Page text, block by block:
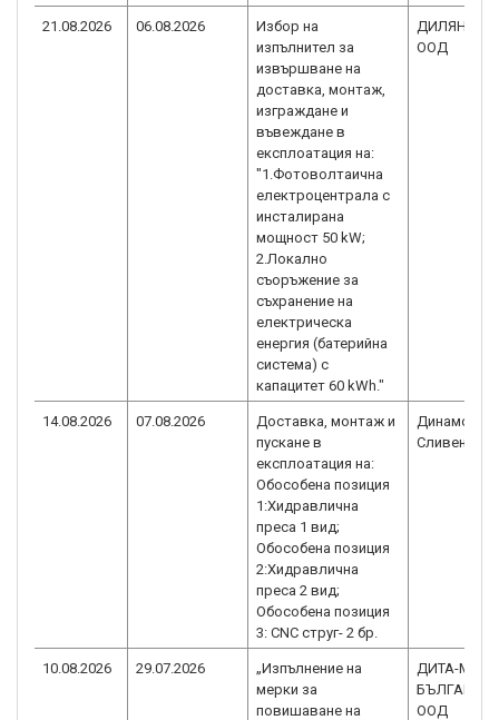
21.08.2026 06.08.2026
Избор на
изпълнител за
извършване на
доставка, монтаж,
изграждане и
въвеждане в
експлоатация на:
"1.Фотоволтаична
електроцентрала с
инсталирана
мощност 50 kW;
2.Локално
съоръжение за
съхранение на
електрическа
енергия (батерийна
система) с
капацитет 60 kWh."
ДИЛЯНКА
ООД
14.08.2026 07.08.2026
Доставка, монтаж и
пускане в
експлоатация на:
Обособена позиция
1:Хидравлична
преса 1 вид;
Обособена позиция
2:Хидравлична
преса 2 вид;
Обособена позиция
3: CNC струг- 2 бр.
Динамо
Сливен АД
10.08.2026 29.07.2026
„Изпълнение на
мерки за
повишаване на
ДИТА-М
БЪЛГАРИЯ
ООД